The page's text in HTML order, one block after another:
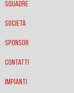
Squadre
Società
Sponsor
Contatti
Impianti